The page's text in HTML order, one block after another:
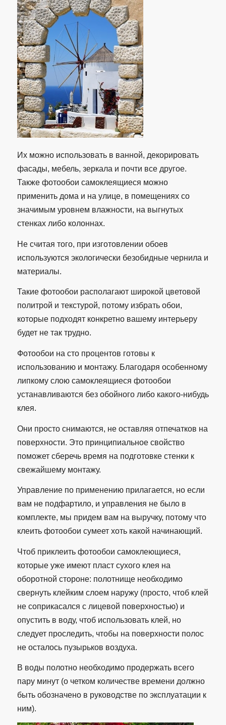
Их можно использовать в ванной, декорировать
фасады, мебель, зеркала и почти все другое.
Также фотообои самоклеящиеся можно
применить дома и на улице, в помещениях со
значимым уровнем влажности, на выгнутых
стенках либо колоннах.
Не считая того, при изготовлении обоев
используются экологически безобидные чернила и
материалы.
Такие фотообои располагают широкой цветовой
политрой и текстурой, потому избрать обои,
которые подходят конкретно вашему интерьеру
будет не так трудно.
Фотообои на сто процентов готовы к
использованию и монтажу. Благодаря особенному
липкому слою самоклеящиеся фотообои
устанавливаются без обойного либо какого-нибудь
клея.
Они просто снимаются, не оставляя отпечатков на
поверхности. Это принципиальное свойство
поможет сберечь время на подготовке стенки к
свежайшему монтажу.
Управление по применению прилагается, но если
вам не подфартило, и управления не было в
комплекте, мы придем вам на выручку, потому что
клеить фотообои сумеет хоть какой начинающий.
Чтоб приклеить фотообои самоклеющиеся,
которые уже имеют пласт сухого клея на
оборотной стороне: полотнище необходимо
свернуть клейким слоем наружу (просто, чтоб клей
не соприкасался с лицевой поверхностью) и
опустить в воду, чтоб использовать клей, но
следует проследить, чтобы на поверхности полос
не осталось пузырьков воздуха.
В воды полотно необходимо продержать всего
пару минут (о четком количестве времени должно
быть обозначено в руководстве по эксплуатации к
ним).